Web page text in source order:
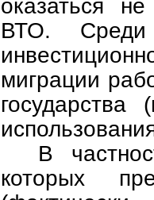
оказаться
ВТО. Среди
миграции
В
которых